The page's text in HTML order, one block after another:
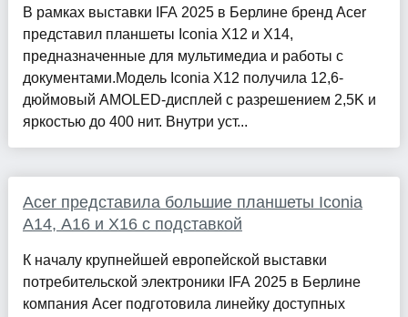
В рамках выставки IFA 2025 в Берлине бренд Acer
представил планшеты Iconia X12 и X14,
предназначенные для мультимедиа и работы с
документами.Модель Iconia X12 получила 12,6-
дюймовый AMOLED-дисплей с разрешением 2,5K и
яркостью до 400 нит. Внутри уст...
Acer представила большие планшеты Iconia
A14, A16 и X16 с подставкой
К началу крупнейшей европейской выставки
потребительской электроники IFA 2025 в Берлине
компания Acer подготовила линейку доступных